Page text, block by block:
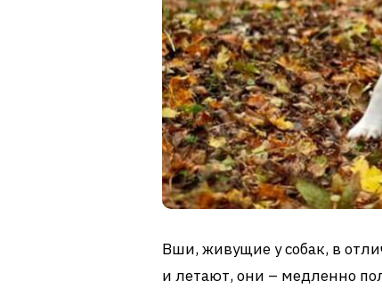
Вши, живущие у собак, в
и летают, они – медленно